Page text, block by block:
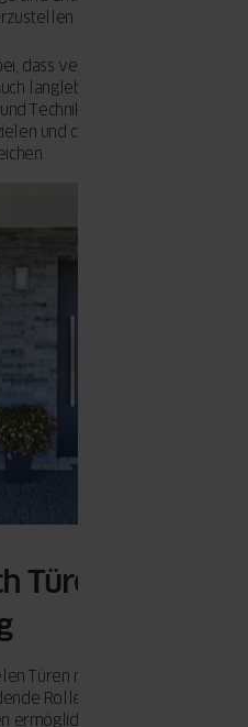
dass versteckte Türen nicht nur
langlebig und funktional sind.
Techniken ist entscheidend,
und den minimalistischen
Türen: Mehr als
Türen mit Glasausschnitten
Rolle bei der Lichtführung
ermöglichen es, das natürliche